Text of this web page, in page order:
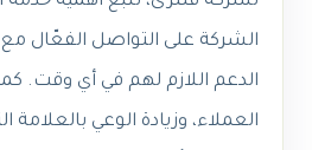
الشركة على التواصل الفعّال مع
الدعم اللازم لهم في أي وقت.
العملاء، وزيادة الوعي بالعلامة